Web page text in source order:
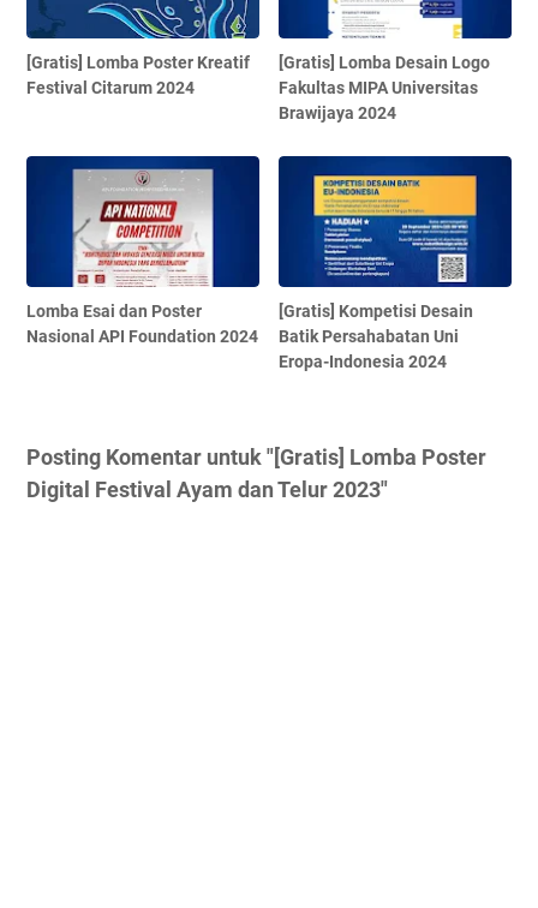
[Gratis] Lomba Poster Kreatif
Festival Citarum 2024
[Gratis] Lomba Desain Logo
Fakultas MIPA Universitas
Brawijaya 2024
Lomba Esai dan Poster
Nasional API Foundation 2024
[Gratis] Kompetisi Desain
Batik Persahabatan Uni
Eropa-Indonesia 2024
Posting Komentar untuk "[Gratis] Lomba Poster
Digital Festival Ayam dan Telur 2023"